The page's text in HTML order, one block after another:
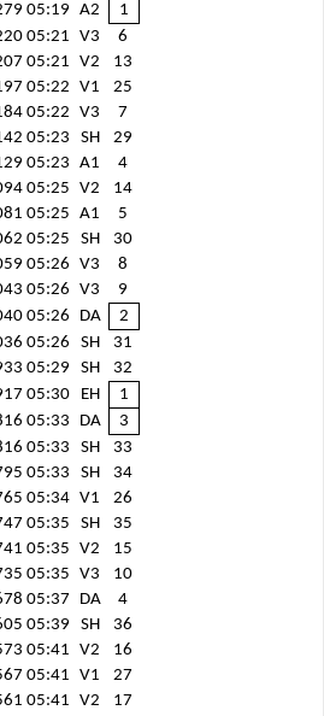
05:19 A2
1
05:21 V3
6
05:21 V2
13
05:22 V1
25
05:22 V3
7
05:23 SH
29
05:23 A1
4
05:25 V2
14
05:25 A1
5
05:25 SH
30
05:26 V3
8
05:26 V3
9
05:26 DA
2
05:26 SH
31
05:29 SH
32
05:30 EH
1
05:33 DA
3
05:33 SH
33
05:33 SH
34
05:34 V1
26
05:35 SH
35
05:35 V2
15
05:35 V3
10
05:37 DA
4
05:39 SH
36
05:41 V2
16
05:41 V1
27
05:41 V2
17